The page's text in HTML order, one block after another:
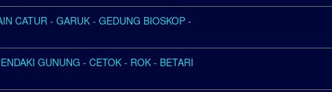
CATUR - GARUK - GEDUNG BIOSKOP -
GUNUNG - CETOK - ROK - BETARI